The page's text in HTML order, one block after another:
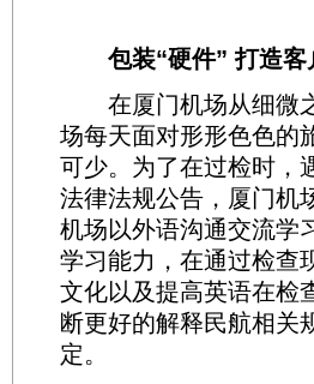
包装“硬件” 打造客
在厦门机场从细微之
场每天面对形形色色的
可少。为了在过检时，
法律法规公告，厦门机
机场以外语沟通交流学
学习能力，在通过检查
文化以及提高英语在检
断更好的解释民航相关
定。